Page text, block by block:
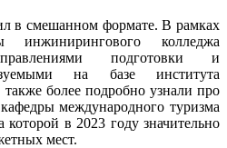
в смешанном формате. В рамках
инжинирингового колледжа
подготовки и
на базе института
более подробно узнали про
международного туризма
которой в 2023 году значительно
мест.